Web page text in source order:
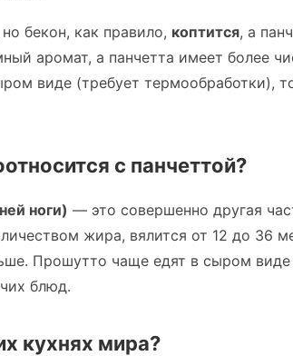
бекон, как правило, коптится, а
аромат, а панчетта имеет более
виде (требует термообработки),
с панчеттой?
ноги) — это совершенно другая
жира, вялится от 12 до 36
Прошутто чаще едят в сыром виде
блюд.
кухнях мира?